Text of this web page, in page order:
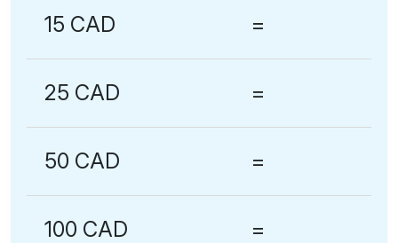
15 CAD =
25 CAD =
50 CAD =
100 CAD =